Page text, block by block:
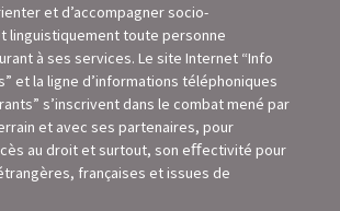
et d’accompagner socio-
linguistiquement toute personne
à ses services. Le site Internet “Info
et la ligne d’informations téléphoniques
s’inscrivent dans le combat mené par
et avec ses partenaires, pour
au droit et surtout, son eﬀectivité pour
françaises et issues de